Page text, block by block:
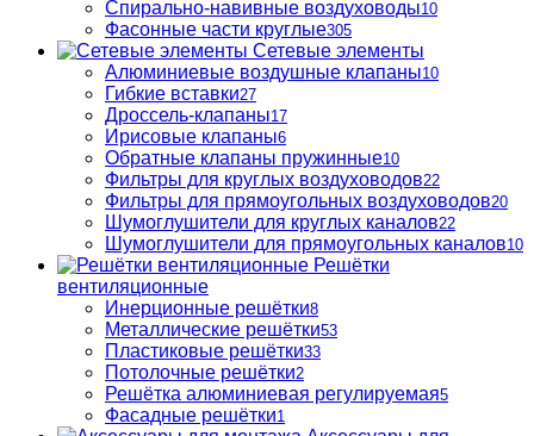
Спирально-навивные воздуховоды10
Фасонные части круглые305
Сетевые элементы
Алюминиевые воздушные клапаны10
Гибкие вставки27
Дроссель-клапаны17
Ирисовые клапаны6
Обратные клапаны пружинные10
Фильтры для круглых воздуховодов22
Фильтры для прямоугольных воздуховодов20
Шумоглушители для круглых каналов22
Шумоглушители для прямоугольных каналов10
Решётки
вентиляционные
Инерционные решётки8
Металлические решётки53
Пластиковые решётки33
Потолочные решётки2
Решётка алюминиевая регулируемая5
Фасадные решётки1